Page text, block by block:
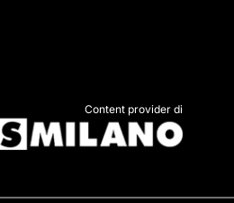
Content provider di